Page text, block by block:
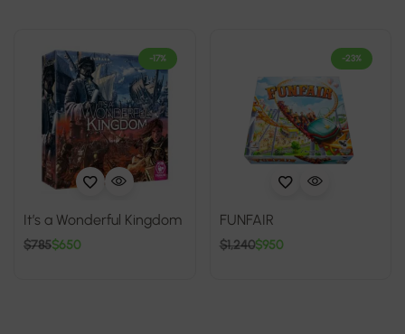
-17%
It’s a Wonderful Kingdom
$785$650
-23%
FUNFAIR
$1,240$950